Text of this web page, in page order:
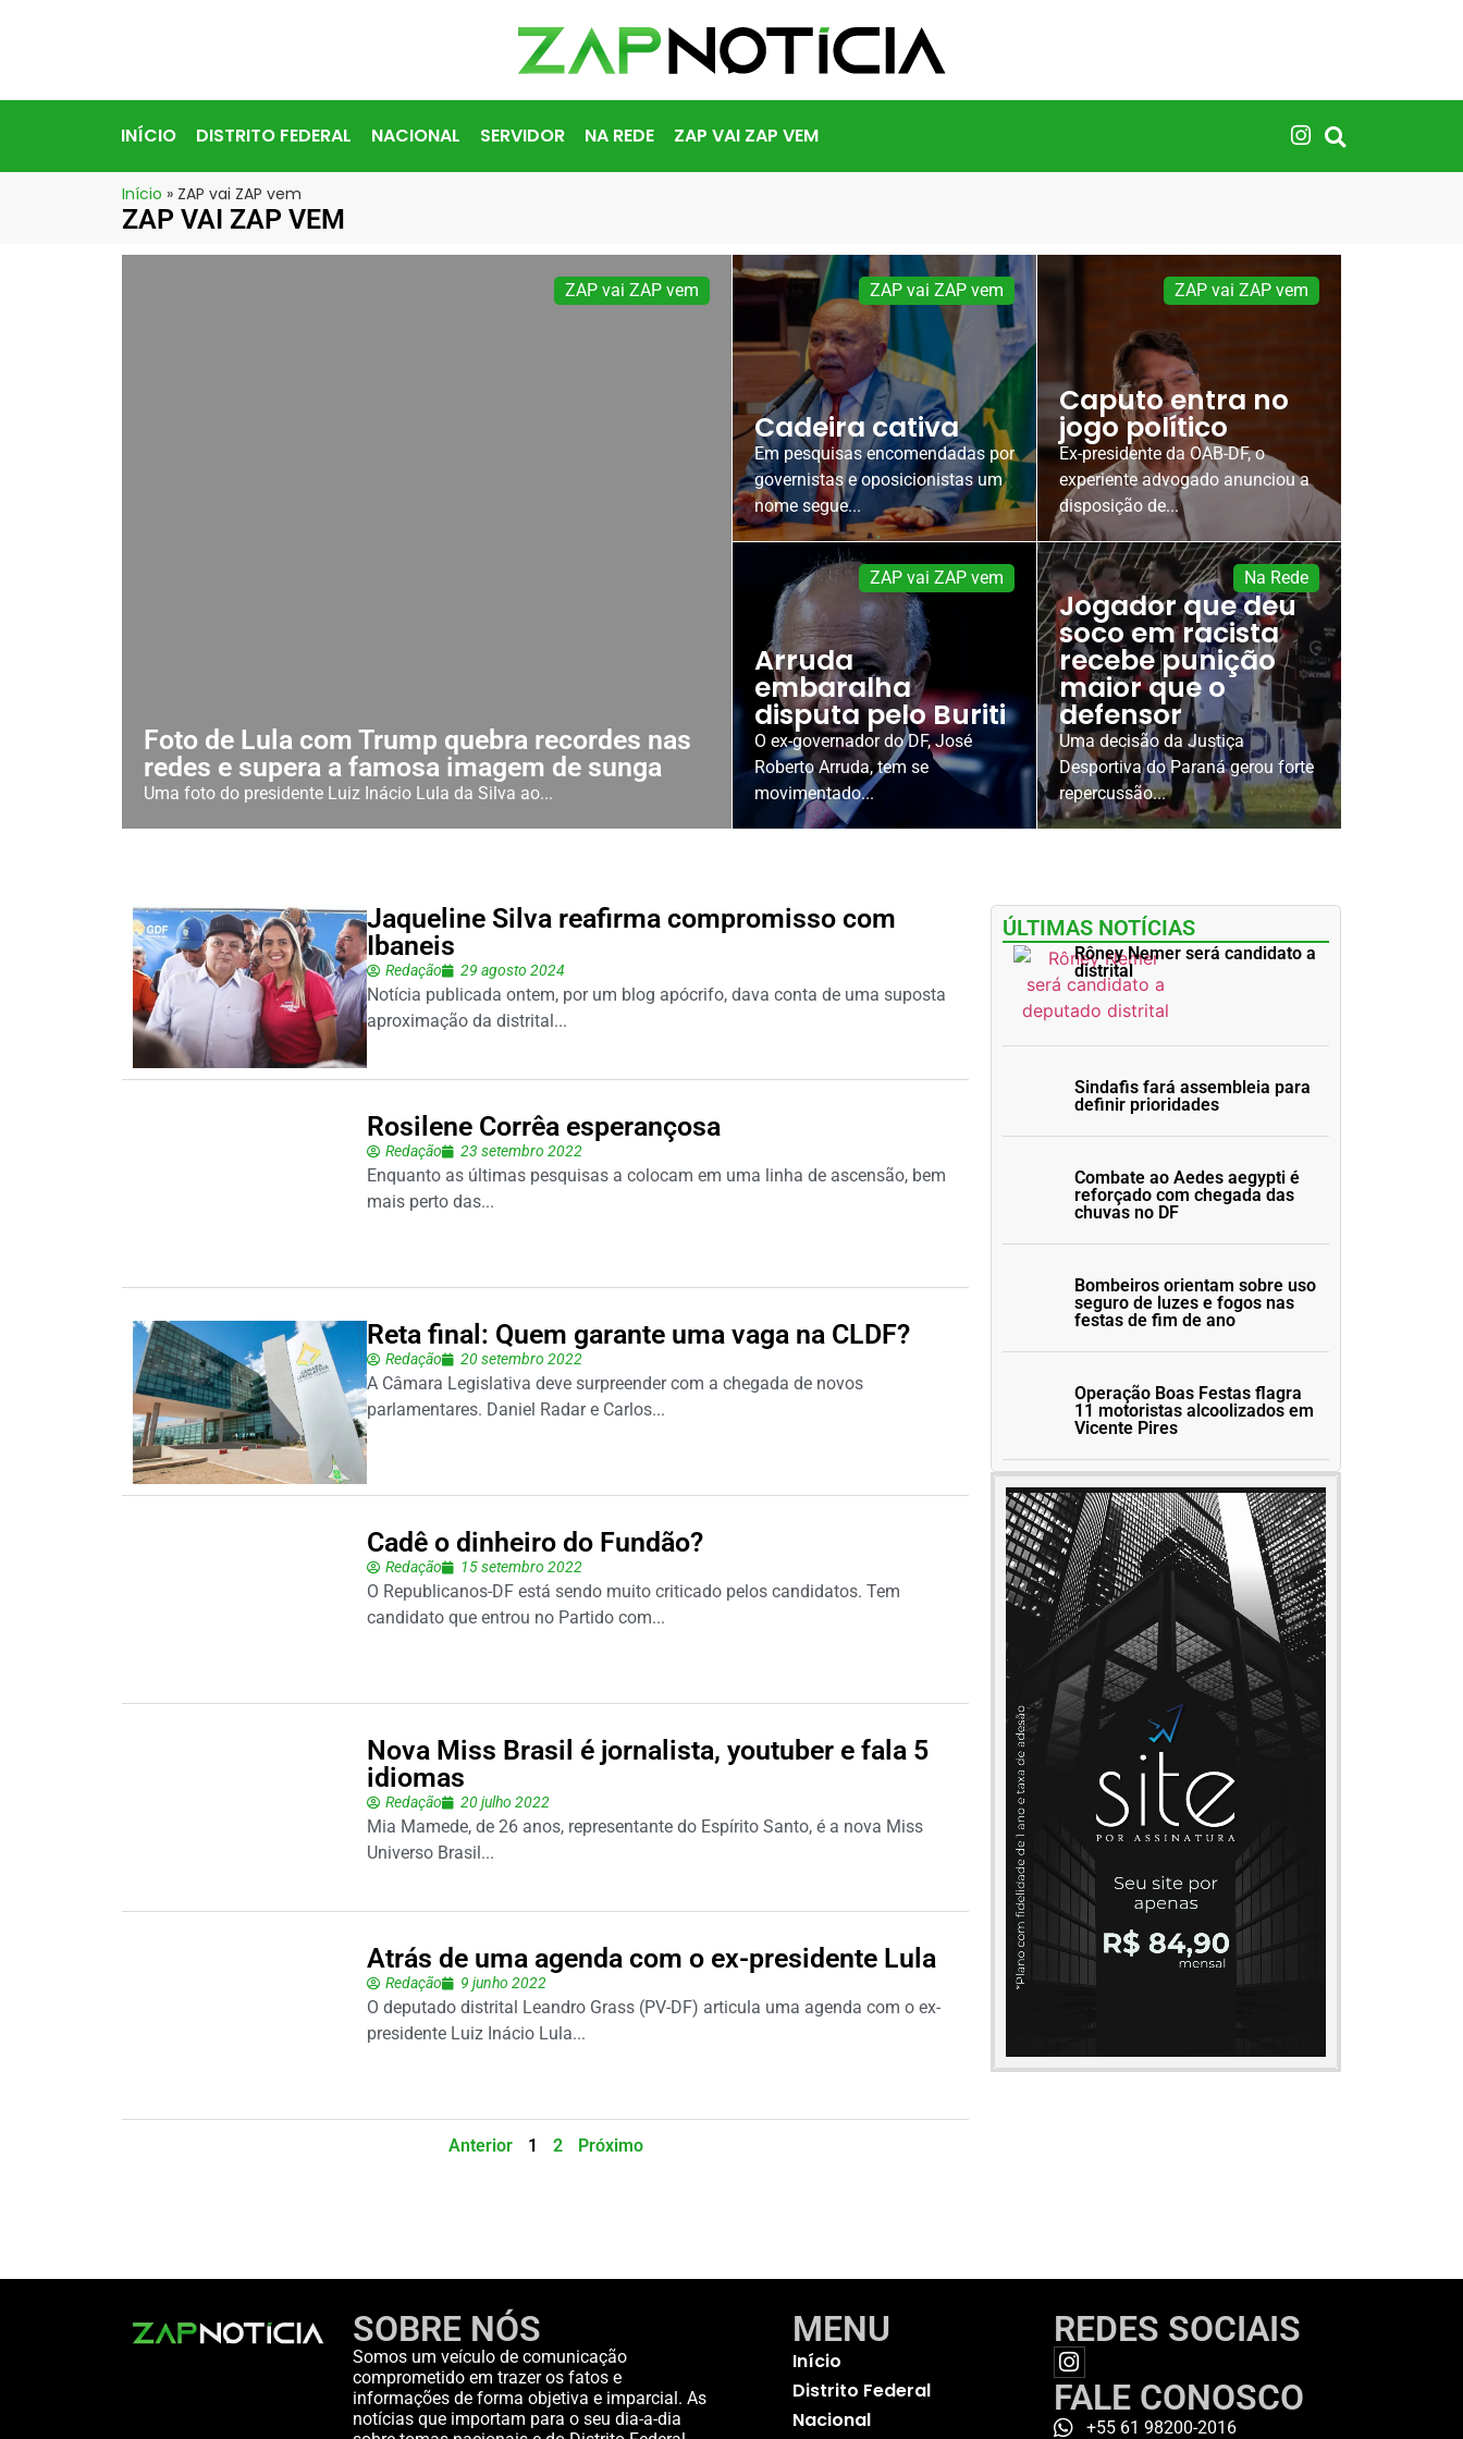
INÍCIO DISTRITO FEDERAL NACIONAL SERVIDOR NA REDE ZAP VAI ZAP VEM
Início » ZAP vai ZAP vem
ZAP VAI ZAP VEM
ZAP vai ZAP vem
Foto de Lula com Trump quebra recordes nas
redes e supera a famosa imagem de sunga
Uma foto do presidente Luiz Inácio Lula da Silva ao...
ZAP vai ZAP vem
Cadeira cativa
Em pesquisas encomendadas por
governistas e oposicionistas um
nome segue...
ZAP vai ZAP vem
Caputo entra no
jogo político
Ex-presidente da OAB-DF, o
experiente advogado anunciou a
disposição de...
ZAP vai ZAP vem
Arruda
embaralha
disputa pelo Buriti
O ex-governador do DF, José
Roberto Arruda, tem se
movimentado...
Na Rede
Jogador que deu
soco em racista
recebe punição
maior que o
defensor
Uma decisão da Justiça
Desportiva do Paraná gerou forte
repercussão...
Jaqueline Silva reafirma compromisso com
Ibaneis
Redação 29 agosto 2024
Notícia publicada ontem, por um blog apócrifo, dava conta de uma suposta
aproximação da distrital...
Rosilene Corrêa esperançosa
Redação 23 setembro 2022
Enquanto as últimas pesquisas a colocam em uma linha de ascensão, bem
mais perto das...
Reta final: Quem garante uma vaga na CLDF?
Redação 20 setembro 2022
A Câmara Legislativa deve surpreender com a chegada de novos
parlamentares. Daniel Radar e Carlos...
Cadê o dinheiro do Fundão?
Redação 15 setembro 2022
O Republicanos-DF está sendo muito criticado pelos candidatos. Tem
candidato que entrou no Partido com...
Nova Miss Brasil é jornalista, youtuber e fala 5
idiomas
Redação 20 julho 2022
Mia Mamede, de 26 anos, representante do Espírito Santo, é a nova Miss
Universo Brasil...
Atrás de uma agenda com o ex-presidente Lula
Redação 9 junho 2022
O deputado distrital Leandro Grass (PV-DF) articula uma agenda com o ex-
presidente Luiz Inácio Lula...
Anterior 1 2 Próximo
ÚLTIMAS NOTÍCIAS
Rôney Nemer será candidato a
distrital
Sindafis fará assembleia para
definir prioridades
Combate ao Aedes aegypti é
reforçado com chegada das
chuvas no DF
Bombeiros orientam sobre uso
seguro de luzes e fogos nas
festas de fim de ano
Operação Boas Festas flagra
11 motoristas alcoolizados em
Vicente Pires
SOBRE NÓS
Somos um veículo de comunicação
comprometido em trazer os fatos e
informações de forma objetiva e imparcial. As
notícias que importam para o seu dia-a-dia
MENU
Início
Distrito Federal
Nacional
REDES SOCIAIS
FALE CONOSCO
+55 61 98200-2016